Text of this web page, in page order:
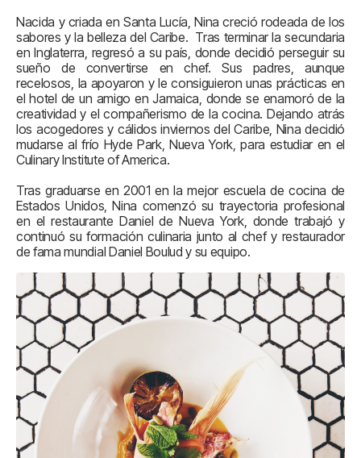
Nacida y criada en Santa Lucía, Nina creció rodeada de los
sabores y la belleza del Caribe. Tras terminar la secundaria
en Inglaterra, regresó a su país, donde decidió perseguir su
sueño de convertirse en chef. Sus padres, aunque
recelosos, la apoyaron y le consiguieron unas prácticas en
el hotel de un amigo en Jamaica, donde se enamoró de la
creatividad y el compañerismo de la cocina. Dejando atrás
los acogedores y cálidos inviernos del Caribe, Nina decidió
mudarse al frío Hyde Park, Nueva York, para estudiar en el
Culinary Institute of America.
Tras graduarse en 2001 en la mejor escuela de cocina de
Estados Unidos, Nina comenzó su trayectoria profesional
en el restaurante Daniel de Nueva York, donde trabajó y
continuó su formación culinaria junto al chef y restaurador
de fama mundial Daniel Boulud y su equipo.